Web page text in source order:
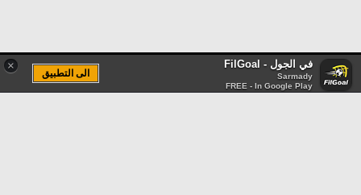
× في الجول - FilGoal
Sarmady
FREE - In Google Play
الى التطبيق